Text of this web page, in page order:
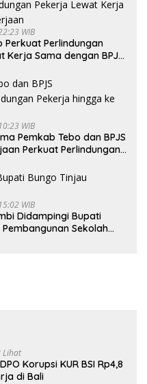
WIB
Perkuat Perlindungan
Kerja Sama dengan BPJS
WIB
Pemkab Tebo dan BPJS
Perkuat Perlindungan
WIB
Didampingi Bupati
Sekolah
Lihat
Korupsi KUR BSI Rp4,8
di Bali